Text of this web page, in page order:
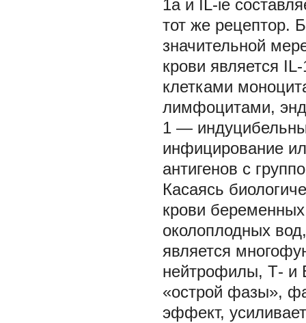
1a и IL-ie
тот же рецептор.
значительной
крови является
клетками
лимфоцитами,
1 —
инфицирование
антигенов с
Касаясь
крови
околоплодных
является
нейтрофилы, Т- и
«острой фазы»,
эффект,